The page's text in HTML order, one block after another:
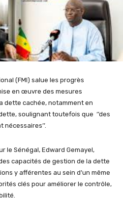
(FMI) salue les progrès
en œuvre des mesures
dette cachée, notamment en
soulignant toutefois que ‘’des
le Sénégal, Edward Gemayel,
capacités de gestion de la dette
y afférentes au sein d’un même
clés pour améliorer le contrôle,